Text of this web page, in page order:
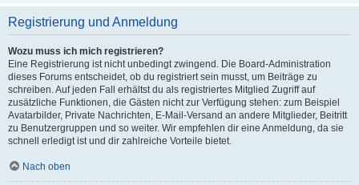
Registrierung und Anmeldung
Wozu muss ich mich registrieren?
Eine Registrierung ist nicht unbedingt zwingend. Die Board-Administration
dieses Forums entscheidet, ob du registriert sein musst, um Beiträge zu
schreiben. Auf jeden Fall erhältst du als registriertes Mitglied Zugriff auf
zusätzliche Funktionen, die Gästen nicht zur Verfügung stehen: zum Beispiel
Avatarbilder, Private Nachrichten, E-Mail-Versand an andere Mitglieder, Beitritt
zu Benutzergruppen und so weiter. Wir empfehlen dir eine Anmeldung, da sie
schnell erledigt ist und dir zahlreiche Vorteile bietet.
Nach oben